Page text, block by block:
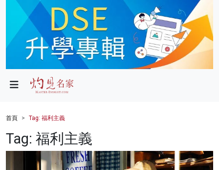
政局
財經
健康
首頁 Tag: 福利主義
Tag: 福利主義